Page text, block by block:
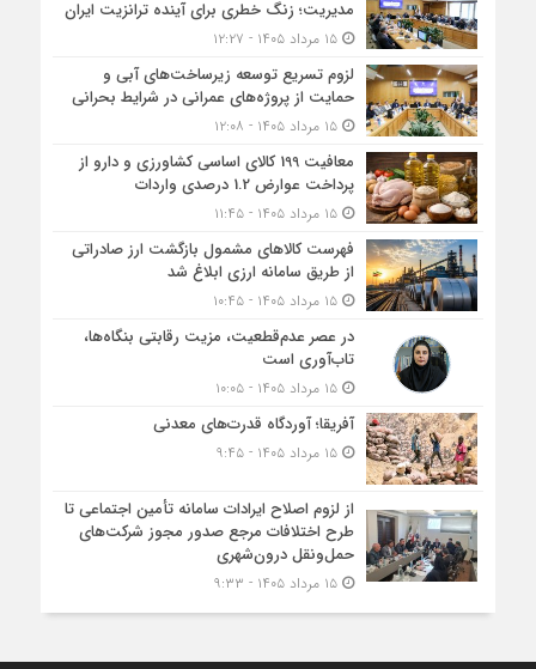
مدیریت؛ زنگ خطری برای آینده ترانزیت ایران
۱۵ مرداد ۱۴۰۵ - ۱۲:۲۷
لزوم تسریع توسعه زیرساخت‌های آبی و
حمایت از پروژه‌های عمرانی در شرایط بحرانی
۱۵ مرداد ۱۴۰۵ - ۱۲:۰۸
معافیت 199 کالای اساسی کشاورزی و دارو از
پرداخت عوارض 1.2 درصدی واردات
۱۵ مرداد ۱۴۰۵ - ۱۱:۴۵
فهرست کالاهای مشمول بازگشت ارز صادراتی
از طریق سامانه ارزی ابلاغ شد
۱۵ مرداد ۱۴۰۵ - ۱۰:۴۵
در عصر عدم‌قطعیت، مزیت رقابتی بنگاه‌ها،
تاب‌آوری است
۱۵ مرداد ۱۴۰۵ - ۱۰:۰۵
آفریقا؛ آوردگاه قدرت‌های معدنی
۱۵ مرداد ۱۴۰۵ - ۹:۴۵
از لزوم اصلاح ایرادات سامانه تأمین اجتماعی تا
طرح اختلافات مرجع صدور مجوز شرکت‌های
حمل‌ونقل درون‌شهری
۱۵ مرداد ۱۴۰۵ - ۹:۳۳